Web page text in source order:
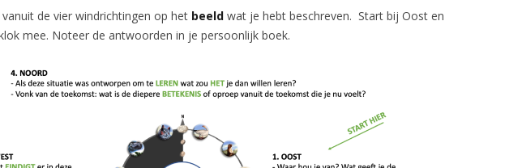
de vier windrichtingen op het beeld wat je hebt beschreven. Start bij Oost en
mee. Noteer de antwoorden in je persoonlijk boek.